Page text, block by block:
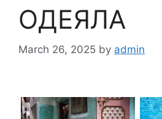
ОДЕЯЛА
March 26, 2025 by admin